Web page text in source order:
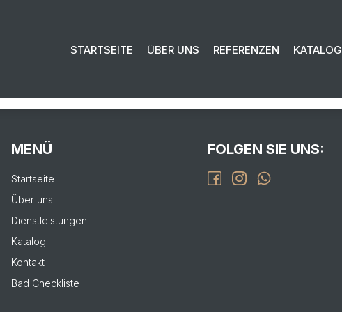
STARTSEITE ÜBER UNS REFERENZEN KATALOG
SIE UNS FÜR IHR PROJEKT:
MENÜ
Startseite
Über uns
Dienstleistungen
Katalog
Kontakt
Bad Checkliste
FOLGEN SIE UNS: